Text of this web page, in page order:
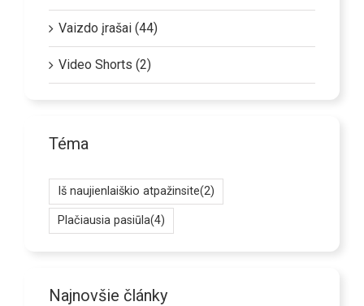
Vaizdo įrašai (44)
Video Shorts (2)
Téma
Iš naujienlaiškio atpažinsite(2)
Plačiausia pasiūla(4)
Najnovšie články